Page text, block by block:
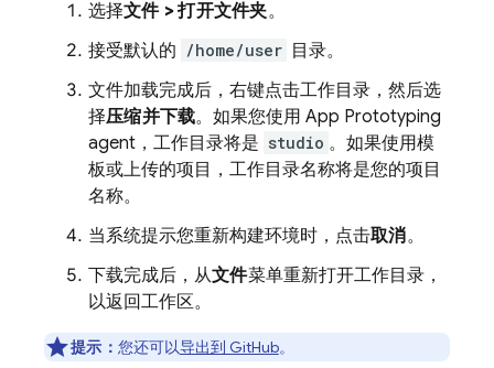
选择文件 > 打开文件夹。
接受默认的 /home/user 目录。
文件加载完成后，右键点击工作目录，然后选
择压缩并下载。如果您使用App Prototyping
agent ，工作目录将是 studio 。如果使用模
板或上传的项目，工作目录名称将是您的项目
名称。
当系统提示您重新构建环境时，点击取消。
下载完成后，从文件菜单重新打开工作目录，
以返回工作区。
提示： 您还可以导出到 GitHub。